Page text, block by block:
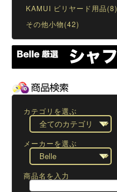
KAMUI ビリヤード用品(8)
その他小物(42)
カテゴリを選ぶ
メーカーを選ぶ
商品名を入力